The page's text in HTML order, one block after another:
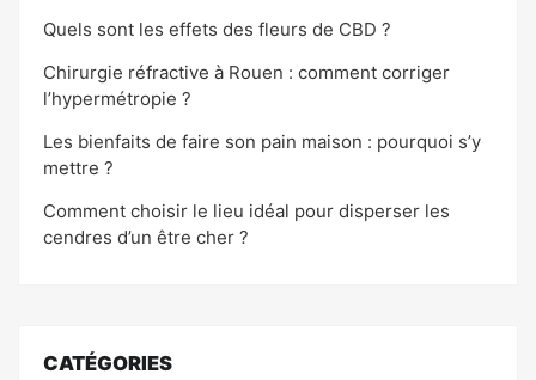
Quels sont les effets des fleurs de CBD ?
Chirurgie réfractive à Rouen : comment corriger
l’hypermétropie ?
Les bienfaits de faire son pain maison : pourquoi s’y
mettre ?
Comment choisir le lieu idéal pour disperser les
cendres d’un être cher ?
CATÉGORIES